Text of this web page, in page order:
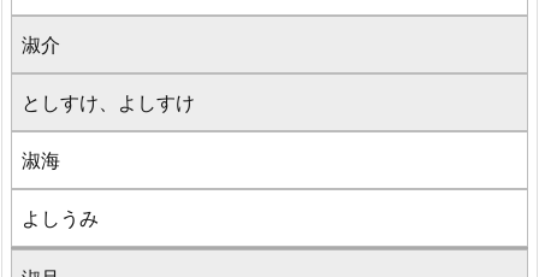
淑介
としすけ、よしすけ
淑海
よしうみ